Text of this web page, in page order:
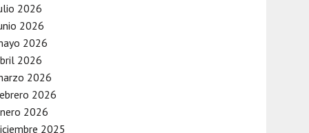
2026
2026
2026
2026
2026
2026
2026
2025